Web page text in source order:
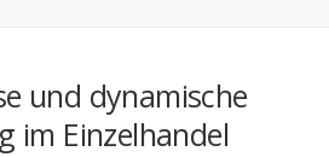
und dynamische
im Einzelhandel